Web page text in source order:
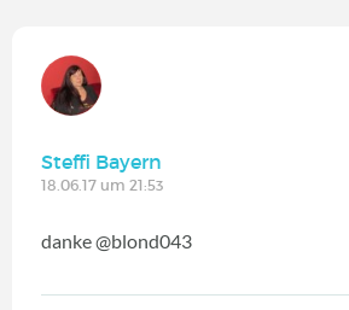
Steffi Bayern
18.06.17 um 21:53
danke @blond043